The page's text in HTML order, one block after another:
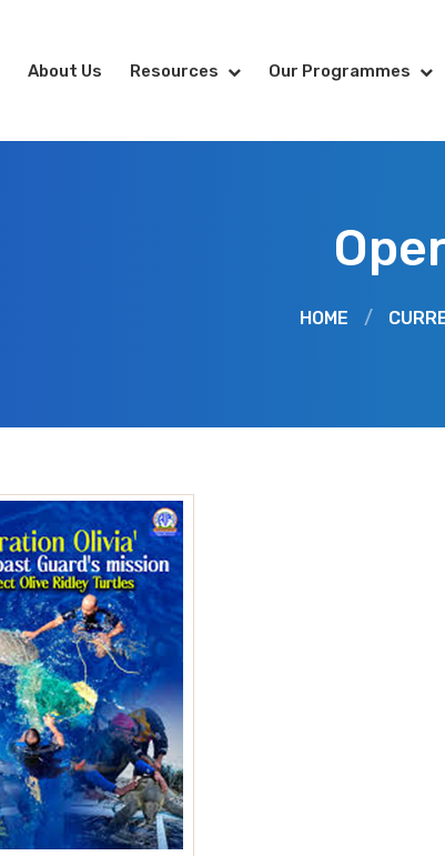
About Us Resources Our Programmes
HOME /